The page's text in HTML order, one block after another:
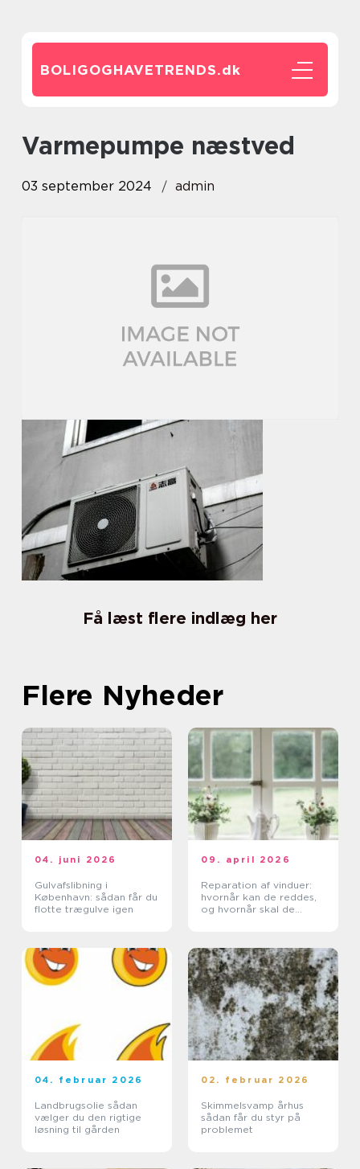
BOLIGOGHAVETRENDS.dk
varmepumpe næstved
03 september 2024 admin
Få læst flere indlæg her
Flere Nyheder
04. juni 2026
Gulvafslibning i
København: sådan får du
flotte trægulve igen
09. april 2026
Reparation af vinduer:
hvornår kan de reddes,
og hvornår skal de
04. februar 2026
Landbrugsolie sådan
vælger du den rigtige
løsning til gården
02. februar 2026
Skimmelsvamp århus
sådan får du styr på
problemet